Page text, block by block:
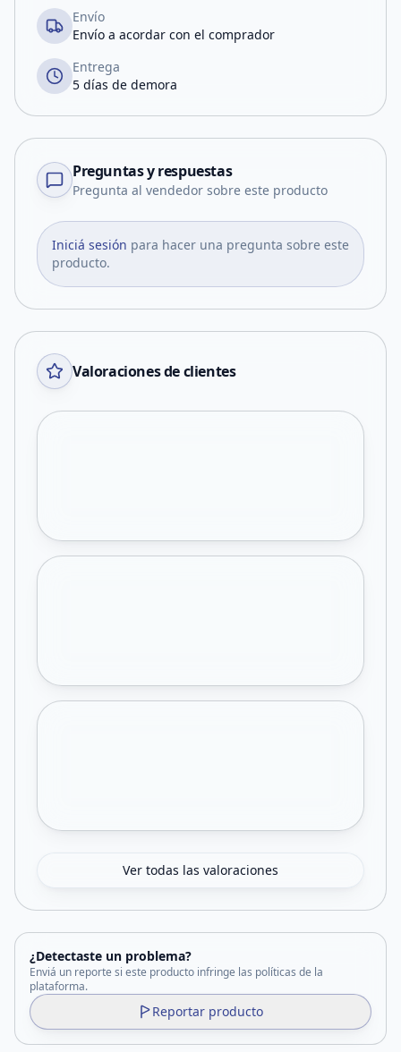
Envío
Envío a acordar con el comprador
Entrega
5 días de demora
Preguntas y respuestas
Pregunta al vendedor sobre este producto
Iniciá sesión para hacer una pregunta sobre este
producto.
Valoraciones de clientes
Ver todas las valoraciones
¿Detectaste un problema?
Enviá un reporte si este producto infringe las políticas de la
plataforma.
Reportar producto